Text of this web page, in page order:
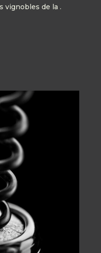
vignobles de la .